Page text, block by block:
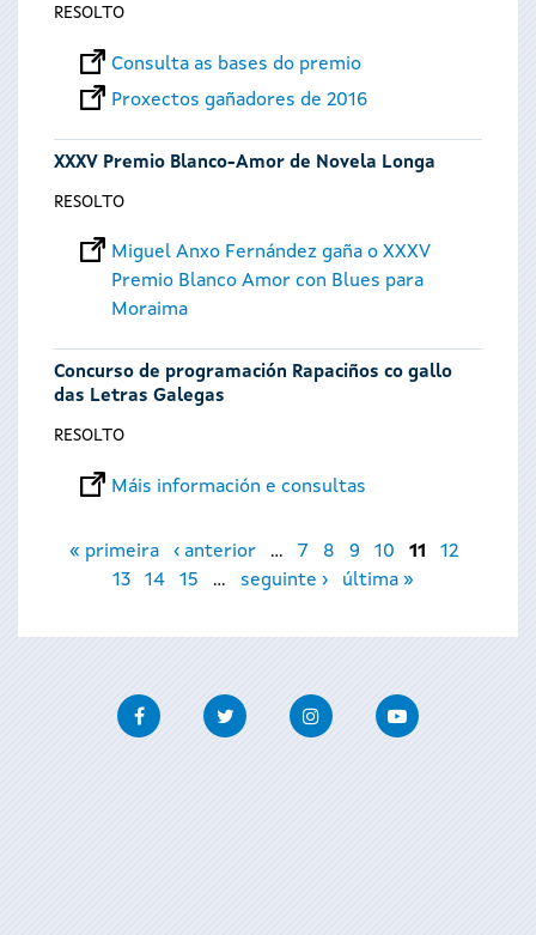
RESOLTO
Consulta as bases do premio
Proxectos gañadores de 2016
XXXV Premio Blanco-Amor de Novela Longa
RESOLTO
Miguel Anxo Fernández gaña o XXXV
Premio Blanco Amor con Blues para
Moraima
Concurso de programación Rapaciños co gallo
das Letras Galegas
RESOLTO
Máis información e consultas
Páxinas
« primeira ‹ anterior … 7 8 9 10 11
12
13
14 15 … seguinte › última »
FacebookTwitter InstagramYoutube